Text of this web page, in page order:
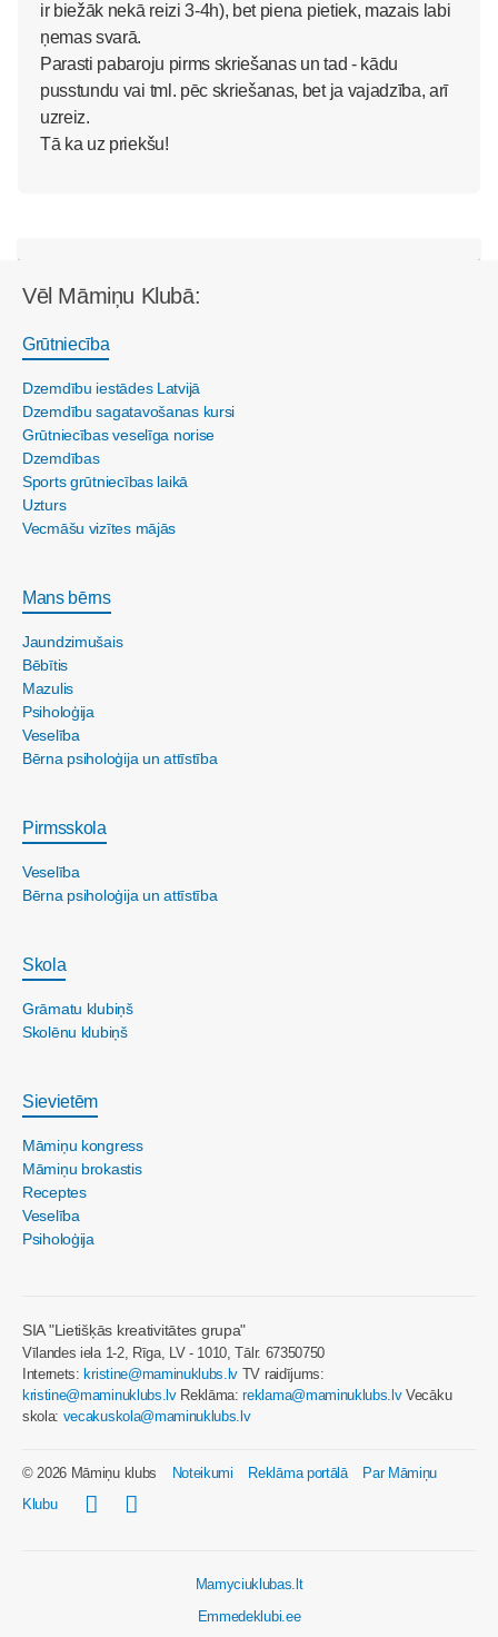
ir biežāk nekā reizi 3-4h), bet piena pietiek, mazais labi
ņemas svarā.
Parasti pabaroju pirms skriešanas un tad - kādu
pusstundu vai tml. pēc skriešanas, bet ja vajadzība, arī
uzreiz.
Tā ka uz priekšu!
Vēl Māmiņu Klubā:
Grūtniecība
Dzemdību iestādes Latvijā
Dzemdību sagatavošanas kursi
Grūtniecības veselīga norise
Dzemdības
Sports grūtniecības laikā
Uzturs
Vecmāšu vizītes mājās
Mans bērns
Jaundzimušais
Bēbītis
Mazulis
Psiholoģija
Veselība
Bērna psiholoģija un attīstība
Pirmsskola
Veselība
Bērna psiholoģija un attīstība
Skola
Grāmatu klubiņš
Skolēnu klubiņš
Sievietēm
Māmiņu kongress
Māmiņu brokastis
Receptes
Veselība
Psiholoģija
SIA "Lietišķās kreativitātes grupa"
Vīlandes iela 1-2, Rīga, LV - 1010, Tālr. 67350750
Internets: kristine@maminuklubs.lv TV raidījums:
kristine@maminuklubs.lvReklāma:reklama@maminuklubs.lvVecāku
skola: vecakuskola@maminuklubs.lv
© 2026 Māmiņu klubs Noteikumi Reklāma portālā
Par Māmiņu
Klubu
Mamyciuklubas.lt
Emmedeklubi.ee